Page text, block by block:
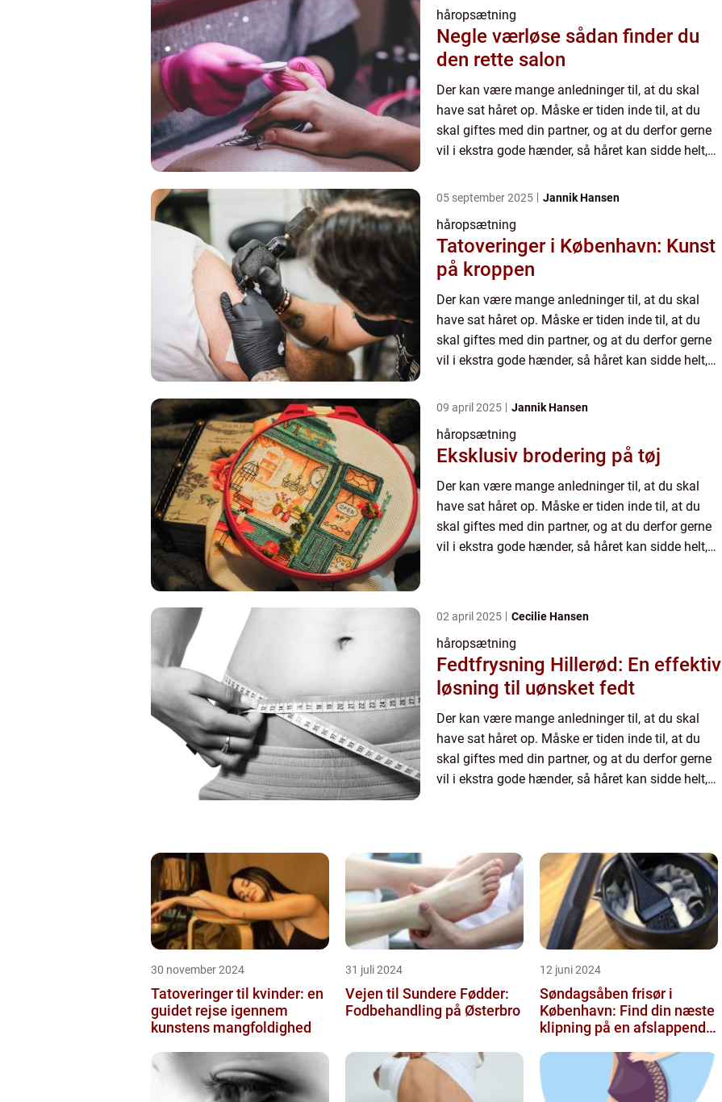
håropsætning
Negle værløse sådan finder du
den rette salon
Der kan være mange anledninger til, at du skal
have sat håret op. Måske er tiden inde til, at du
skal giftes med din partner, og at du derfor gerne
vil i ekstra gode hænder, så håret kan sidde helt,
05 september 2025 Jannik Hansen
håropsætning
Tatoveringer i København: Kunst
på kroppen
Der kan være mange anledninger til, at du skal
have sat håret op. Måske er tiden inde til, at du
skal giftes med din partner, og at du derfor gerne
vil i ekstra gode hænder, så håret kan sidde helt,
09 april 2025 Jannik Hansen
håropsætning
Eksklusiv brodering på tøj
Der kan være mange anledninger til, at du skal
have sat håret op. Måske er tiden inde til, at du
skal giftes med din partner, og at du derfor gerne
vil i ekstra gode hænder, så håret kan sidde helt,
02 april 2025 Cecilie Hansen
håropsætning
Fedtfrysning Hillerød: En effektiv
løsning til uønsket fedt
Der kan være mange anledninger til, at du skal
have sat håret op. Måske er tiden inde til, at du
skal giftes med din partner, og at du derfor gerne
vil i ekstra gode hænder, så håret kan sidde helt,
30 november 2024
Tatoveringer til kvinder: en
guidet rejse igennem
kunstens mangfoldighed
31 juli 2024
Vejen til Sundere Fødder:
Fodbehandling på Østerbro
12 juni 2024
Søndagsåben frisør i
København: Find din næste
klipning på en afslappende